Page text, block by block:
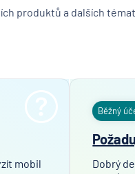
produktů a dalších témat
mobil
Běžný
Dobrý